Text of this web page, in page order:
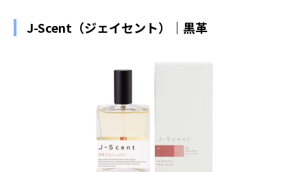
J-Scent（ジェイセント）｜黒革